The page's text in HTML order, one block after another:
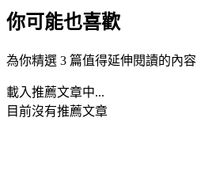
你可能也喜歡
為你精選 3 篇值得延伸閱讀的內容
載入推薦文章中...
目前沒有推薦文章